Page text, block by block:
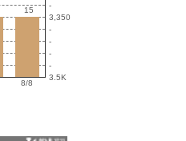
15
15
8/8
-
3,350
-
-
-
-
3.5K